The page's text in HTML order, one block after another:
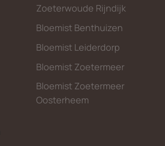
Zoeterwoude Rijndijk
Bloemist Benthuizen
Bloemist Leiderdorp
Bloemist Zoetermeer
Bloemist Zoetermeer
Oosterheem